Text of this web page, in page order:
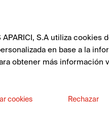
APARICI, S.A utiliza
en base a la
obtener más información
cookies Rechazar